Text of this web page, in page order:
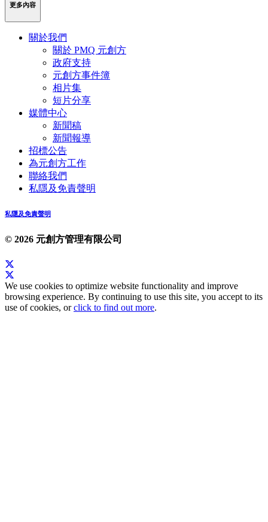
更多內容
關於我們
關於 PMQ 元創方
政府支持
元創方事件簿
相片集
短片分享
媒體中心
新聞稿
新聞報導
招標公告
為元創方工作
聯絡我們
私隱及免責聲明
私隱及免責聲明
© 2026 元創方管理有限公司
We use cookies to optimize website functionality and improve
browsing experience. By continuing to use this site, you accept to its
use of cookies, orclick to find out more.